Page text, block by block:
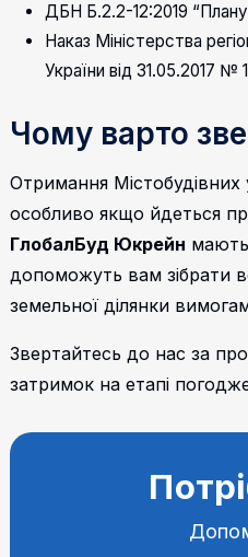
ДБН Б.2.2-12:2019
Наказ Міністерства
України від 31.05.2017 №
Чому варто
Отримання
особливо якщо йдеться
ГлобалБуд Юкрейн мають
допоможуть вам зібрати
земельної ділянки
Звертайтесь до нас за
затримок на етапі